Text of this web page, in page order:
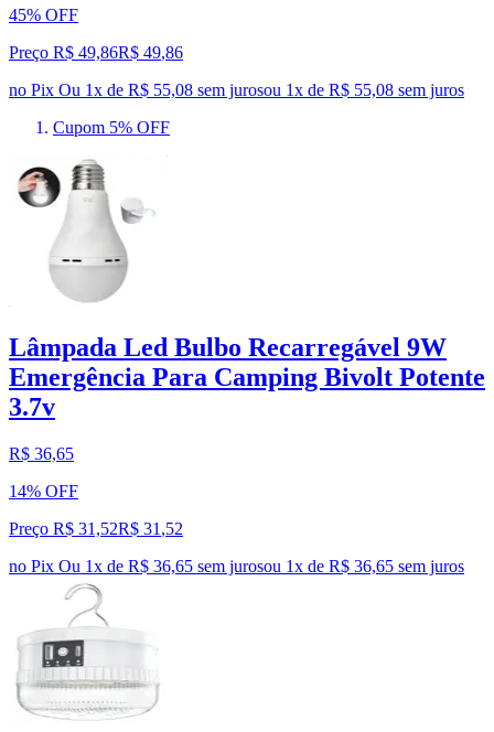
45% OFF
Preço R$ 49,86R$ 49,86
no Pix Ou 1x de R$ 55,08 sem jurosou 1x de R$ 55,08 sem juros
Cupom 5% OFF
Lâmpada Led Bulbo Recarregável 9W
Emergência Para Camping Bivolt Potente
3.7v
R$ 36,65
14% OFF
Preço R$ 31,52R$ 31 ,52
no Pix Ou 1x de R$ 36,65 sem jurosou 1x de R$ 36,65 sem juros